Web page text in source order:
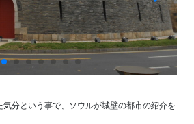
分という事で、ソウルが城壁の都市の紹介を